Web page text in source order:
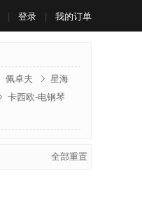
登录 我的订单
佩卓夫
星海
卡西欧-电钢琴
全部重置